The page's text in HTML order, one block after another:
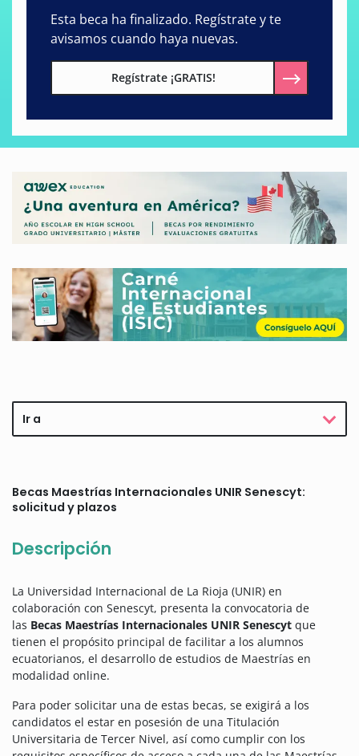
Esta beca ha finalizado. Regístrate y te
avisamos cuando haya nuevas.
Regístrate ¡GRATIS!
Ir a
Becas Maestrías Internacionales UNIR Senescyt:
solicitud y plazos
Descripción
La Universidad Internacional de La Rioja (UNIR) en
colaboración con Senescyt, presenta la convocatoria de
las Becas Maestrías Internacionales UNIR Senescyt que
tienen el propósito principal de facilitar a los alumnos
ecuatorianos, el desarrollo de estudios de Maestrías en
modalidad online.
Para poder solicitar una de estas becas, se exigirá a los
candidatos el estar en posesión de una Titulación
Universitaria de Tercer Nivel, así como cumplir con los